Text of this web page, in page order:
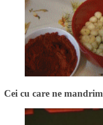
Cei cu care ne mandrim